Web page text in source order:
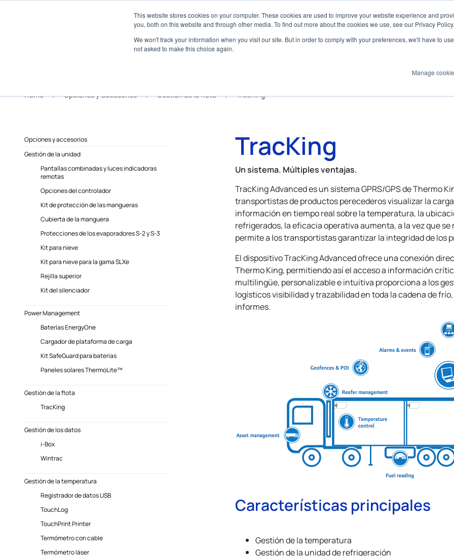
This website stores cookies on your computer. These cookies are used to improve your website experience and
you, both on this website and through other media. To find out more about the cookies we use, see our Privacy Policy.
We won't track your information when you visit our site. But in order to comply with your preferences, we'll have to
not asked to make this choice again.
Manage
Red de concesionariosCentro para medios Marine
ProductosTecnologíasServicios
Home Opciones y accesorios Gestión de la flota TracKing
Opciones y accesorios
Gestión de la unidad
Pantallas combinadas y luces indicadoras
remotas
Opciones del controlador
Kit de protección de las mangueras
Cubierta de la manguera
Protecciones de los evaporadores S-2 y S-3
Kit para nieve
Kit para nieve para la gama SLXe
Rejilla superior
Kit del silenciador
Power Management
Baterías EnergyOne
Cargador de plataforma de carga
Kit SafeGuard para baterías
Paneles solares ThermoLite™
Gestión de la flota
TracKing
Gestión de los datos
i-Box
Wintrac
Gestión de la temperatura
Registrador de datos USB
TouchLog
TouchPrint Printer
Termómetro con cable
Termómetro láser
TracKing
Un sistema. Múltiples ventajas.
TracKing Advanced es un sistema GPRS/GPS deThermo
transportistas de productos perecederos visualizar la
información en tiempo real sobre la temperatura, la
refrigerados, la eficacia operativa aumenta, a la vez que
permite a los transportistas garantizar la integridad de los
El dispositivo TracKing Advanced ofrece una conexión
Thermo King, permitiendo así el acceso a información
multilingüe, personalizable e intuitiva proporciona a los
logísticos visibilidad y trazabilidad en toda la cadena de
informes.
Características principales
Gestión de la temperatura
Gestión de la unidad de refrigeración